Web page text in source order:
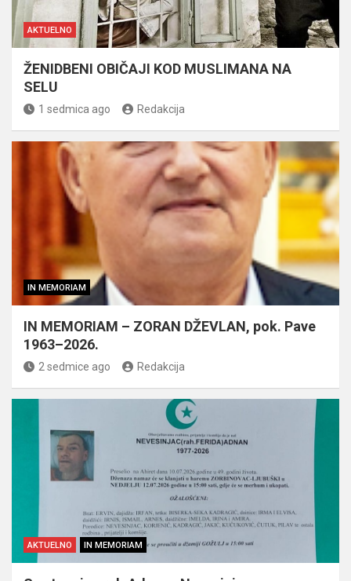
AKTUELNO
ŽENIDBENI OBIČAJI KOD MUSLIMANA NA
SELU
1 sedmica ago Redakcija
IN MEMORIAM
IN MEMORIAM – ZORAN DŽEVLAN, pok. Pave
1963–2026.
2 sedmice ago Redakcija
AKTUELNO IN MEMORIAM